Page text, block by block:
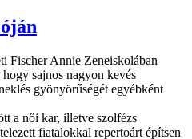
Fischer Annie Zeneiskolában
sajnos nagyon kevés
gyönyörűségét egyébként
a női kar, illetve szolfézs
fiatalokkal repertoárt építsen